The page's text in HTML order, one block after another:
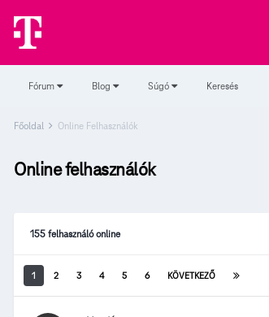
Fórum Blog Súgó Keresés
Főoldal Online Felhasználók
Online felhasználók
155 felhasználó online
1 2 3 4 5 6 KÖVETKEZŐ